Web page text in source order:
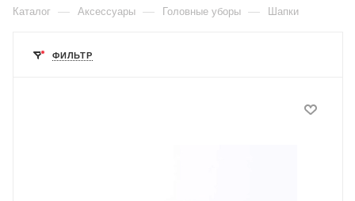
Каталог — Аксессуары — Головные уборы — Шапки
ФИЛЬТР